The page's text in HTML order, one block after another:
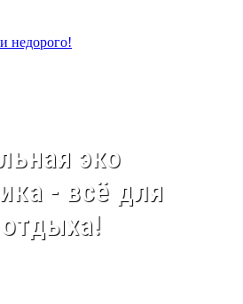
недорого!
эко
- всё для